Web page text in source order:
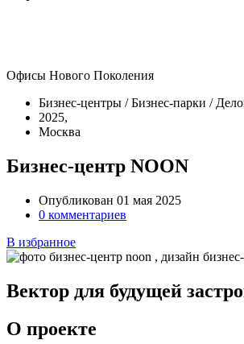
Офисы Нового Поколения
Бизнес-центры / Бизнес-парки /
2025,
Москва
Бизнес-центр NOON
Опубликован 01 мая 2025
0 комментариев
В избранное
Вектор для будущей
О проекте